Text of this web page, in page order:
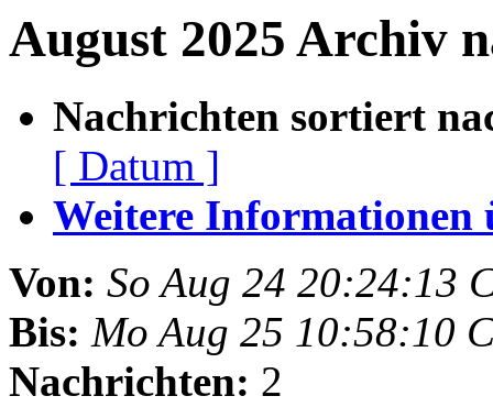
August 2025 Archiv
Nachrichten sortiert
[ Datum ]
Weitere Informationen
Von: So Aug 24 20:24:13
Bis: Mo Aug 25 10:58:10
Nachrichten: 2